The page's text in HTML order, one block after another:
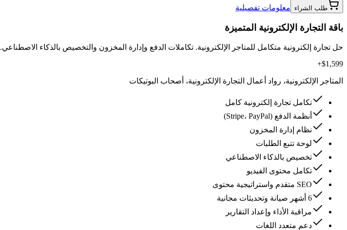
طلب الشراء معلومات تفصيلية
باقة التجارة الإلكترونية المتميزة
حل تجارة إلكترونية متكامل للمتاجر الإلكترونية. تكاملات الدفع وإدارة المخزون والتخصيص بالذكاء الاصطناعي.
$1,599+
المتاجر الإلكترونية، رواد أعمال التجارة الإلكترونية، أصحاب البوتيكات
تكامل تجارة إلكترونية كامل
أنظمة الدفع (Stripe، PayPal)
نظام إدارة المخزون
لوحة تتبع الطلبات
تخصيص بالذكاء الاصطناعي
تكامل محتوى الفيديو
SEO متقدم واستراتيجية محتوى
6 أشهر صيانة وتحديثات مجانية
مراقبة الأداء وإعداد التقارير
دعم متعدد اللغات